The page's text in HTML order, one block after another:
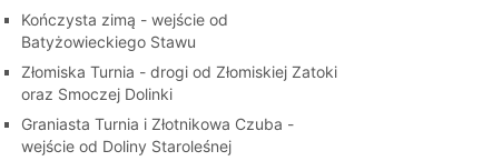
Kończysta zimą - wejście od
Batyżowieckiego Stawu
Złomiska Turnia - drogi od Złomiskiej Zatoki
oraz Smoczej Dolinki
Graniasta Turnia i Złotnikowa Czuba -
wejście od Doliny Staroleśnej